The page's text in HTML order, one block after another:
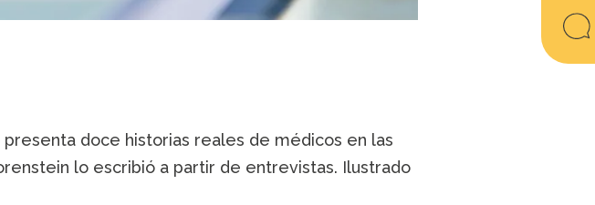
doce historias reales de médicos en las
lo escribió a partir de entrevistas. Ilustrado